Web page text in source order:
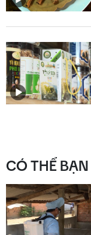
CÓ THỂ